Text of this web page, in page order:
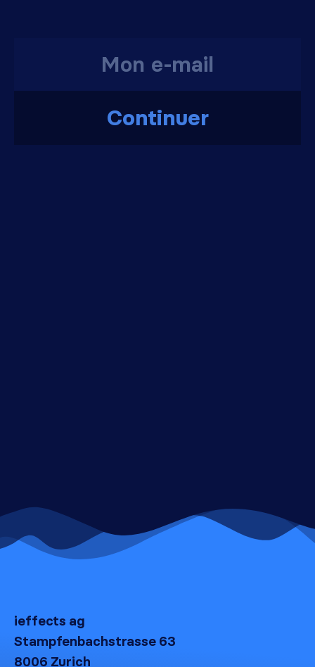
Continuer
ieffects ag
Stampfenbachstrasse 63
8006 Zurich